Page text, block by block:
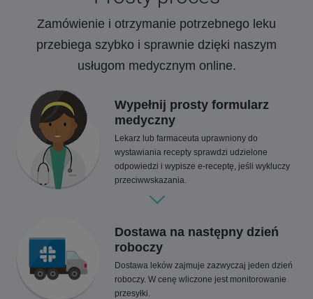
Zamówienie i otrzymanie potrzebnego leku
przebiega szybko i sprawnie dzięki naszym
usługom medycznym online.
Wypełnij prosty formularz
medyczny
Lekarz lub farmaceuta uprawniony do
wystawiania recepty sprawdzi udzielone
odpowiedzi i wypisze e-receptę, jeśli wykluczy
przeciwwskazania.
Dostawa na następny dzień
roboczy
Dostawa leków zajmuje zazwyczaj jeden dzień
roboczy. W cenę wliczone jest monitorowanie
przesyłki.